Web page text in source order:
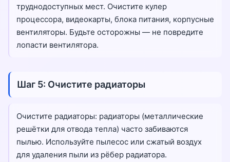
труднодоступных мест. Очистите кулер
процессора, видеокарты, блока питания, корпусные
вентиляторы. Будьте осторожны — не повредите
лопасти вентилятора.
Шаг 5: Очистите радиаторы
Очистите радиаторы: радиаторы (металлические
решётки для отвода тепла) часто забиваются
пылью. Используйте пылесос или сжатый воздух
для удаления пыли из рёбер радиатора.